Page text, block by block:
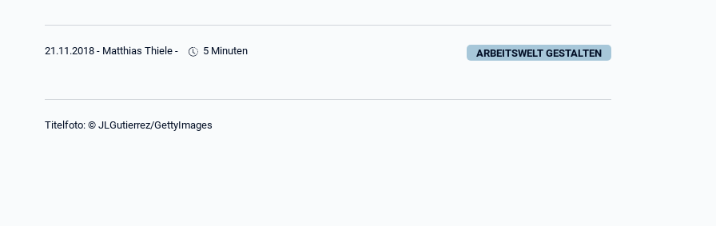
21.11.2018 - Matthias Thiele - 5 Minuten ARBEITSWELT GESTALTEN
Titelfoto: © JLGutierrez/GettyImages